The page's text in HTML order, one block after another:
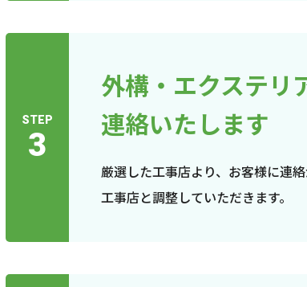
STEP
3
外構・エクステリ
連絡いたします
厳選した工事店より、お客様に連
工事店と調整していただきます。